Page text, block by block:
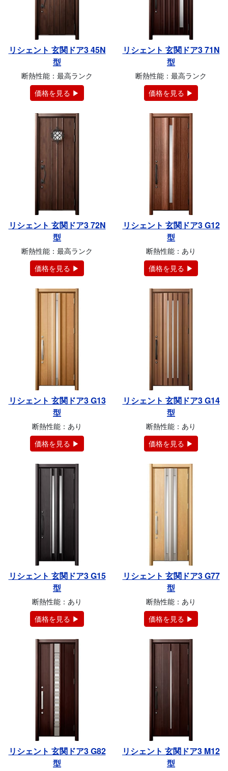
リシェント 玄関ドア3 45N
型
断熱性能：最高ランク
価格を見る ▶
リシェント 玄関ドア3 71N
型
断熱性能：最高ランク
価格を見る ▶
リシェント 玄関ドア3 72N
型
断熱性能：最高ランク
価格を見る ▶
リシェント 玄関ドア3 G12
型
断熱性能：あり
価格を見る ▶
リシェント 玄関ドア3 G13
型
断熱性能：あり
価格を見る ▶
リシェント 玄関ドア3 G14
型
断熱性能：あり
価格を見る ▶
リシェント 玄関ドア3 G15
型
断熱性能：あり
価格を見る ▶
リシェント 玄関ドア3 G77
型
断熱性能：あり
価格を見る ▶
リシェント 玄関ドア3 G82
型
リシェント 玄関ドア3 M12
型